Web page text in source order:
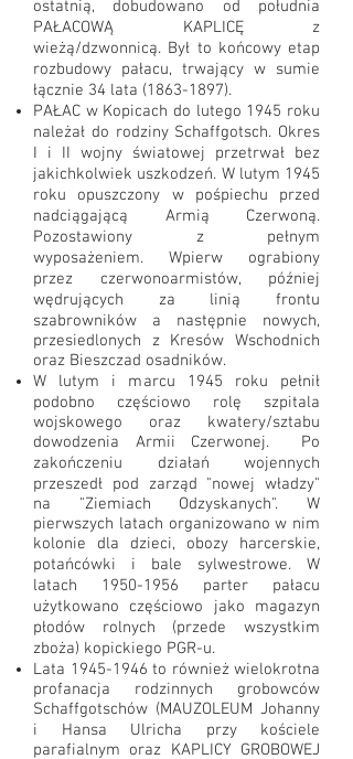
ostatnią, dobudowano od południa
PAŁACOWĄ KAPLICĘ z
wieżą/dzwonnicą. Był to końcowy etap
rozbudowy pałacu, trwający w sumie
łącznie 34 lata (1863-1897).
PAŁAC w Kopicach do lutego 1945 roku
należał do rodziny Schaffgotsch. Okres
I i II wojny światowej przetrwał bez
jakichkolwiek uszkodzeń. W lutym 1945
roku opuszczony w pośpiechu przed
nadciągającą Armią Czerwoną.
Pozostawiony z pełnym
wyposażeniem. Wpierw ograbiony
przez czerwonoarmistów, później
wędrujących za linią frontu
szabrowników a następnie nowych,
przesiedlonych z Kresów Wschodnich
oraz Bieszczad osadników.
W lutym i marcu 1945 roku pełnił
podobno częściowo rolę szpitala
wojskowego oraz kwatery/sztabu
dowodzenia Armii Czerwonej. Po
zakończeniu działań wojennych
przeszedł pod zarząd "nowej władzy"
na "Ziemiach Odzyskanych". W
pierwszych latach organizowano w nim
kolonie dla dzieci, obozy harcerskie,
potańcówki i bale sylwestrowe. W
latach 1950-1956 parter pałacu
użytkowano częściowo jako magazyn
płodów rolnych (przede wszystkim
zboża) kopickiego PGR-u.
Lata 1945-1946 to również wielokrotna
profanacja rodzinnych grobowców
Schaffgotschów (MAUZOLEUM Johanny
i Hansa Ulricha przy kościele
parafialnym oraz KAPLICY GROBOWEJ